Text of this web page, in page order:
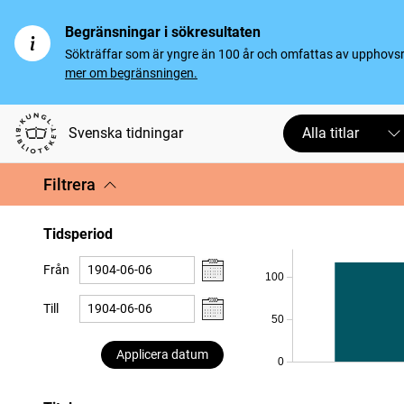
Begränsningar i sökresultaten
Sökträffar som är yngre än 100 år och omfattas av
mer om begränsningen.
Svenska tidningar Alla titlar
Filtrera
Tidsperiod
Från
Till
Applicera datum
0
50
100